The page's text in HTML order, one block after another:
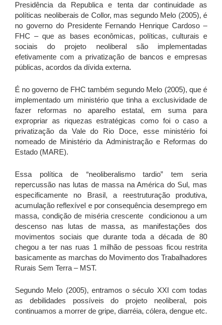
Presidência da Republica e tenta dar continuidade as
políticas neoliberais de Collor, mas segundo Melo (2005), é
no governo do Presidente Fernando Henrique Cardoso –
FHC – que as bases econômicas, políticas, culturais e
sociais do projeto neoliberal são implementadas
efetivamente com a privatização de bancos e empresas
públicas, acordos da dívida externa.
É no governo de FHC também segundo Melo (2005), que é
implementado um ministério que tinha a exclusividade de
fazer reformas no aparelho estatal, em suma para
expropriar as riquezas estratégicas como foi o caso a
privatização da Vale do Rio Doce, esse ministério foi
nomeado de Ministério da Administração e Reformas do
Estado (MARE).
Essa política de “neoliberalismo tardio” tem seria
repercussão nas lutas de massa na América do Sul, mas
especificamente no Brasil, a reestruturação produtiva,
acumulação reflexível e por consequência desemprego em
massa, condição de miséria crescente condicionou a um
descenso nas lutas de massa, as manifestações dos
movimentos sociais que durante toda a década de 80
chegou a ter nas ruas 1 milhão de pessoas ficou restrita
basicamente as marchas do Movimento dos Trabalhadores
Rurais Sem Terra – MST.
Segundo Melo (2005), entramos o século XXI com todas
as debilidades possíveis do projeto neoliberal, pois
continuamos a morrer de gripe, diarréia, cólera, dengue etc.